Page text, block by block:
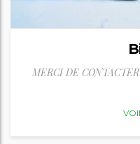
MERCI DE